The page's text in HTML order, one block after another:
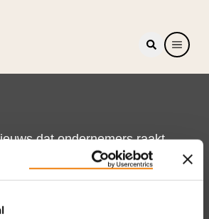
dat ondernemers raakt.
de MKB-Nederland